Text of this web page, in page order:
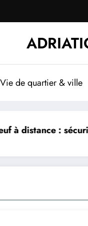
Vie de quartier & ville
le nom d’un